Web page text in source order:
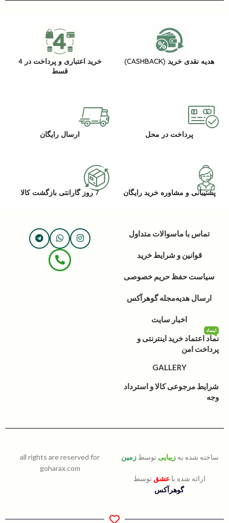
هدیه نقدی خرید (CASHBACK)
خرید اعتباری و پرداخت در 4
قسط
پرداخت در محل ارسال رایگان
پشتیبانی و مشاوره خرید رایگان 7 روز گارانتی بازگشت کالا
تماس با ماسوالات متداول
قوانین و شرایط خرید
سیاست حفظ حریم خصوصی
ارسال هدیهمجله گوهرآکس
اخبار سایت
نماد اعتماد خرید اینترنتی و
پرداخت امن
اینماد
GALLERY
شرایط مرجوعی کالا و استرداد
وجه
ساخته شده به زیبایی توسط زمین
ارائه شده باعشق توسط
گوهرآکس
all rights are reserved for
goharax.com